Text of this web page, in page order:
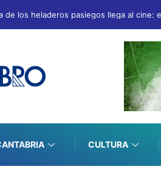
de los heladeros pasiegos llega al cine:
CULTURA